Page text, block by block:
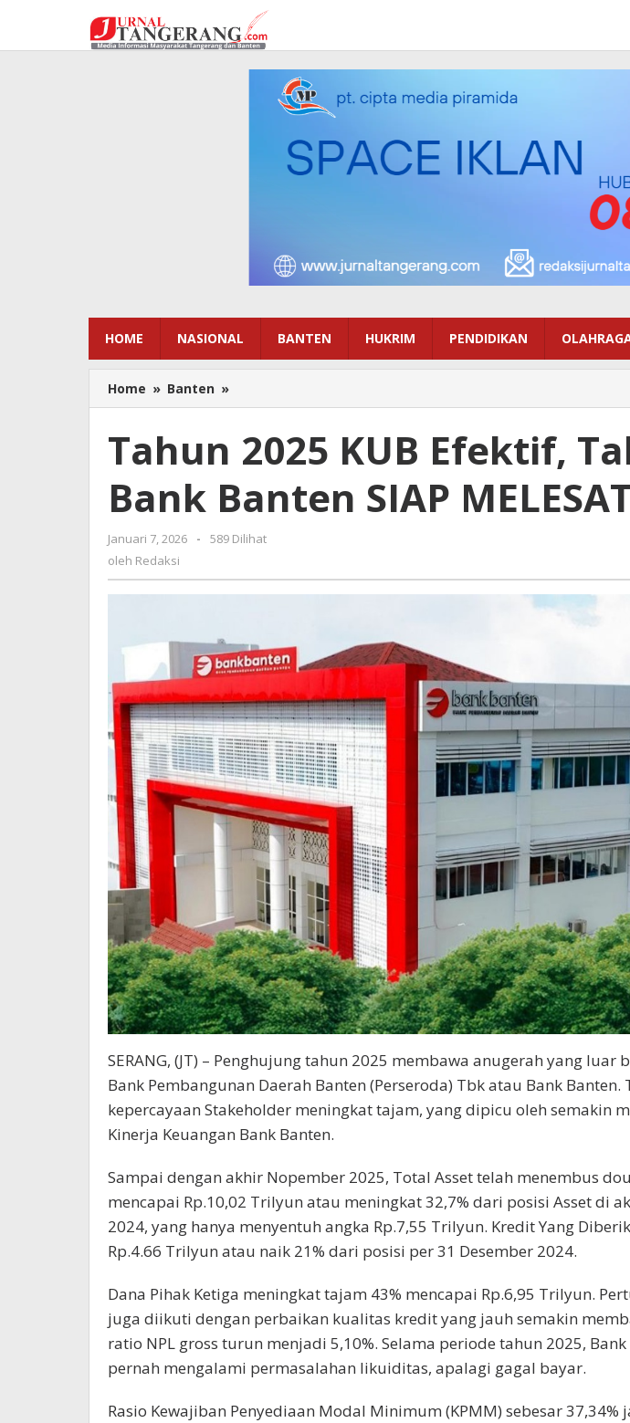
konten
HOME NASIONAL BANTEN HUKRIM PENDIDIKAN
Home » Banten »
2025
Efektif,
Tahun
2026
Bank
SIAP
Tahun 2025 KUB Efektif,
Bank Banten SIAP
Januari 7, 2026
oleh
-
589 Dilihat
oleh Redaksi
SERANG, (JT) – Penghujung tahun 2025 membawa anugerah yang luar
Bank Pembangunan Daerah Banten (Perseroda) Tbk atau Bank Banten.
kepercayaan Stakeholder meningkat tajam, yang dipicu oleh semakin
Kinerja Keuangan Bank Banten.
Sampai dengan akhir Nopember 2025, Total Asset telah menembus
mencapai Rp.10,02 Trilyun atau meningkat 32,7% dari posisi Asset di
2024, yang hanya menyentuh angka Rp.7,55 Trilyun. Kredit Yang
Rp.4.66 Trilyun atau naik 21% dari posisi per 31 Desember 2024.
Dana Pihak Ketiga meningkat tajam 43% mencapai Rp.6,95 Trilyun.
juga diikuti dengan perbaikan kualitas kredit yang jauh semakin
ratio NPL gross turun menjadi 5,10%. Selama periode tahun 2025,
pernah mengalami permasalahan likuiditas, apalagi gagal bayar.
Rasio Kewajiban Penyediaan Modal Minimum (KPMM) sebesar 37,34%